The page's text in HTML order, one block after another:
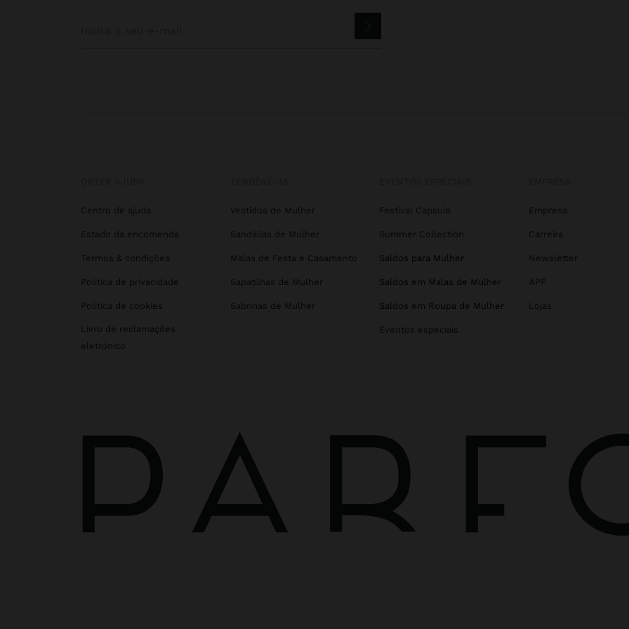
Centro de ajuda
Estado da encomenda
Termos & condições
Política de privacidade
Política de cookies
Livro de reclamações
eletrónico
Vestidos de Mulher
Sandálias de Mulher
Malas de Festa e Casamento
Sapatilhas de Mulher
Sabrinas de Mulher
Festival Capsule
Summer Collection
Saldos para Mulher
Saldos em Malas de Mulher
Saldos em Roupa de Mulher
Eventos especiais
Empresa
Carreira
Newsletter
APP
Lojas